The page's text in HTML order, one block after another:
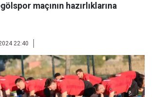
maçının hazırlıklarına
22:40